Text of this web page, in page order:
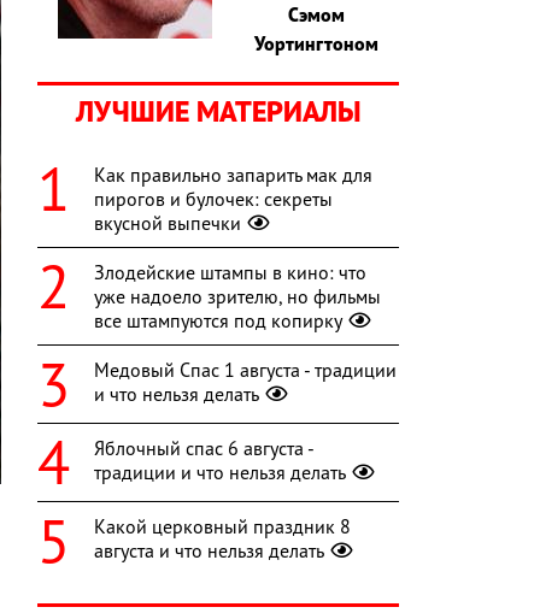
Сэмом
Уортингтоном
ЛУЧШИЕ МАТЕРИАЛЫ
Как правильно запарить мак для
пирогов и булочек: секреты
вкусной выпечки
Злодейские штампы в кино: что
уже надоело зрителю, но фильмы
все штампуются под копирку
Медовый Спас 1 августа - традиции
и что нельзя делать
Яблочный спас 6 августа -
традиции и что нельзя делать
Какой церковный праздник 8
августа и что нельзя делать